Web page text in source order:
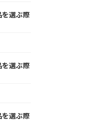
を選ぶ際
を選ぶ際
を選ぶ際